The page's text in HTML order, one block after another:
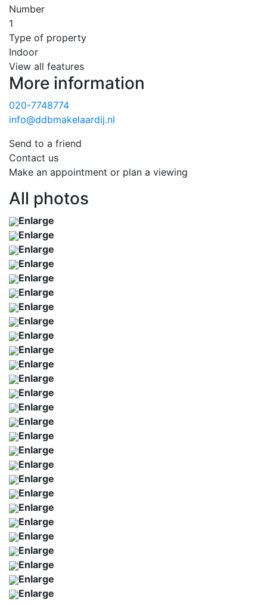
Number
1
Type of property
Indoor
View all features
More information
020-7748774
info@ddbmakelaardij.nl
Send to a friend
Contact us
Make an appointment or plan a viewing
All photos
Enlarge
Enlarge
Enlarge
Enlarge
Enlarge
Enlarge
Enlarge
Enlarge
Enlarge
Enlarge
Enlarge
Enlarge
Enlarge
Enlarge
Enlarge
Enlarge
Enlarge
Enlarge
Enlarge
Enlarge
Enlarge
Enlarge
Enlarge
Enlarge
Enlarge
Enlarge
Enlarge